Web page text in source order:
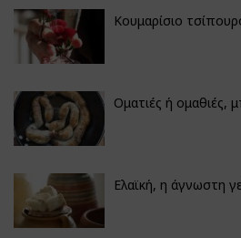
Κουμαρίσιο
Οματιές ή ομαθιές,
Ελαϊκή, η άγνωστη